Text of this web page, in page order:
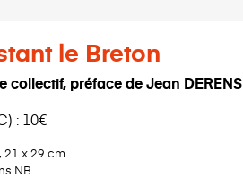
le Breton
collectif, préface de Jean DERENS
: 10€
21 x 29 cm
NB